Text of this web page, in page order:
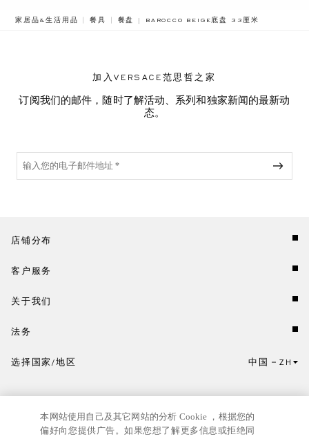
家居品&生活用品 餐具 餐盘 BREADCRUMB.ADA.LABEL.CURRENT
BAROCCO BEIGE底盘 33厘米
加入VERSACE范思哲之家
订阅我们的邮件，随时了解活动、系列和独家新闻的最新动
态。
店铺分布
客户服务
关于我们
法务
点击此处选择国家/地区和语言。
选择国家/地区 中国 ZH
本网站使用自己及其它网站的分析 Cookie ，根据您的
偏好向您提供广告。如果您想了解更多信息或拒绝同